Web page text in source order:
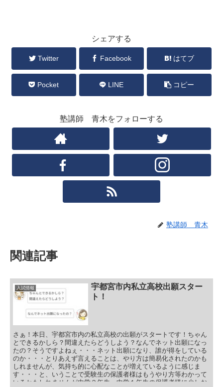
シェアする
Twitter Facebook はてブ
Pocket LINE コピー
塾講師 青木をフォローする
塾講師 青木
関連記事
入試情報
宇都宮市内私立高校出願スター
ト！
さぁ！本日、宇都宮市内の私立高校の出願がスタートです！ちゃん
とできるかしら？間違えたらどうしよう？なんでネット出願になっ
たの？そうですよねぇ・・・ネット出願になり、誰が得をしている
のか・・・とりあえず言えることは、やり方は簡易化されたのかも
しれませんが、気持ち的に心配なことが増えているように感じま
す・・・と、いうことで受験生の保護者様はもうやり方等わかって
いるかもしれませんが中学２年生、中学１年生の保護者様に少しお